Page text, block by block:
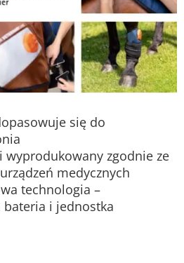
się do
wyprodukowany zgodnie ze
medycznych
technologia –
bateria i jednostka